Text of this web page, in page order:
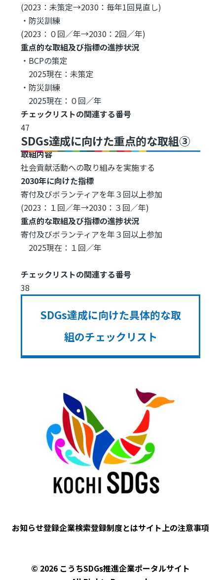
(2023：未策定→2030：毎年1回見直し)
・防災訓練
(2023：０回／年→2030：2回／年)
重点的な取組及び指標の進捗状況
・BCPの策定
2025現在：未策定
・防災訓練
2025現在：０回／年
チェックリストの関連する番号
47
SDGs達成に向けた重点的な取組③
取組内容
社会貢献活動への取り組みを実施する
2030年に向けた指標
寄付及びボランティアを年３回以上参加
(2023：１回／年→2030：３回／年)
重点的な取組及び指標の進捗状況
寄付及びボランティアを年３回以上参加
2025現在：１回／年
チェックリストの関連する番号
38
SDGs達成に向けた具体的な取
組のチェックリスト
お知らせ登録企業検索登録制度とはサイト上の注意事項
© 2026 こうちSDGs推進企業ポータルサイト